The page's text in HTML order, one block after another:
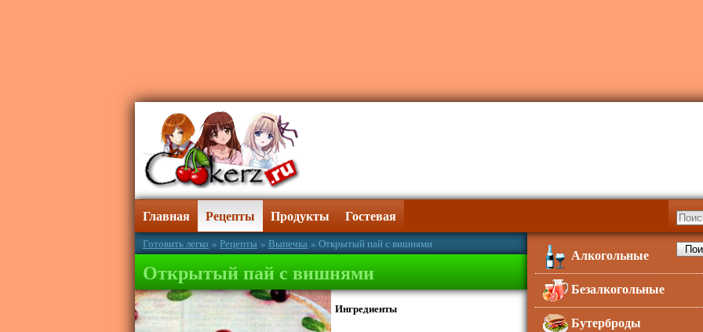
Главная Рецепты Продукты Гостевая
Готовить легко » Рецепты » Выпечка » Открытый пай с вишнями
Открытый пай с вишнями
Ингредиенты
Алкогольные
Безалкогольные
Бутерброды